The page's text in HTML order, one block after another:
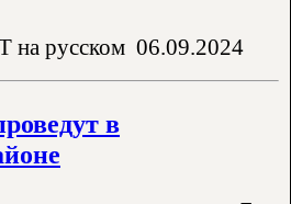
на русском 06.09.2024
в